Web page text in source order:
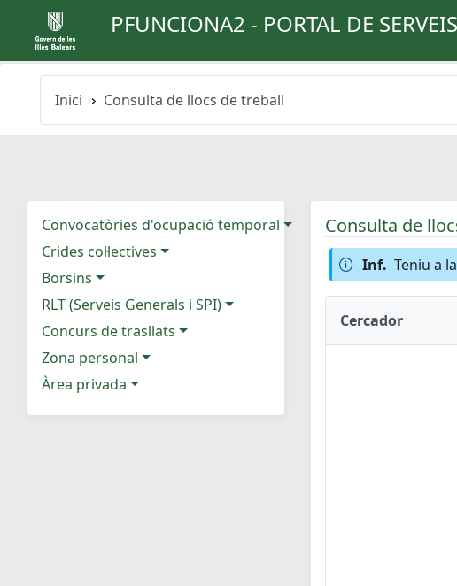
PFUNCIONA2 - PORTAL DE
Inici Consulta de llocs de treball
Convocatòries d'ocupació temporal
Crides col·lectives
Borsins
RLT (Serveis Generals i SPI)
Concurs de trasllats
Zona personal
Àrea privada
Consulta de
Inf. Teniu a
Cercador